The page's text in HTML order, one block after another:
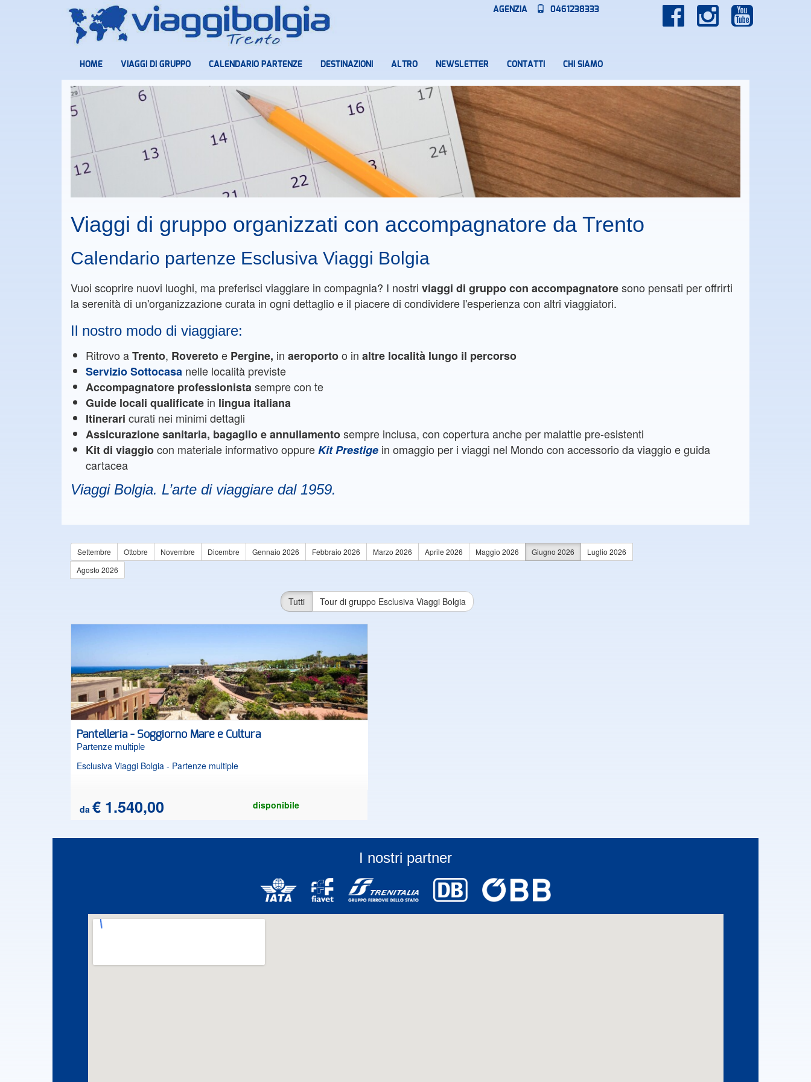
AGENZIA 0461238333
HOME VIAGGI DI GRUPPO CALENDARIO PARTENZE DESTINAZIONI ALTRO NEWSLETTER CONTATTI CHI SIAMO
Viaggi di gruppo organizzati con accompagnatore da Trento
Calendario partenze Esclusiva Viaggi Bolgia
Vuoi scoprire nuovi luoghi, ma preferisci viaggiare in compagnia? I nostri viaggi di gruppo con accompagnatoresono pensati per offrirti
la serenità di un'organizzazione curata in ogni dettaglio e il piacere di condividere l'esperienza con altri viaggiatori.
Il nostro modo di viaggiare:
Ritrovo aTrento, Roveretoe Pergine, in aeroportoo in altre località lungo il percorso
Servizio Sottocasa nelle località previste
Accompagnatore professionistasempre con te
Guide locali qualificate in lingua italiana
Itinerari curati nei minimi dettagli
Assicurazione sanitaria, bagaglio e annullamentosempre inclusa, con copertura anche per malattie pre-esistenti
Kit di viaggiocon materiale informativo oppureKit Prestige in omaggio per i viaggi nel Mondo con accessorio da viaggio e guida
cartacea
Viaggi Bolgia. L’arte di viaggiare dal 1959.
Settembre Ottobre Novembre Dicembre Gennaio 2026 Febbraio 2026 Marzo 2026 Aprile 2026 Maggio 2026 Giugno 2026
Luglio 2026
Agosto 2026
Tutti Tour di gruppo Esclusiva Viaggi Bolgia
Pantelleria - Soggiorno Mare e Cultura
Partenze multiple
Esclusiva Viaggi Bolgia - Partenze multiple
da € 1.540,00 disponibile
I nostri partner